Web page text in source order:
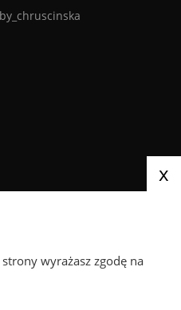
wyrażasz zgodę na
x